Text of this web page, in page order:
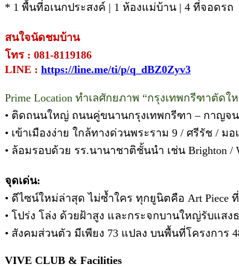
* 1 พื้นที่อเนกประสงค์ | 1 ห้องแม่บ้าน | 4 ที่จอดรถ
สนใจนัดชมบ้าน
โทร : 081-8119186
LINE : https://line.me/ti/p/q_dBZ0Zyv3
Prime Location ทำเลศักยภาพ “กรุงเทพกรีฑาตัดใ
• ติดถนนใหญ่ ถนนคู่ขนานกรุงเทพกรีฑา – กาญจน
• เข้าเมืองง่าย ใกล้ทางด่วนพระราม 9 / ศรีรัช / มอ
• ล้อมรอบด้วย รร.นานาชาติชั้นนำ เช่น Brighton /
จุดเด่น:
• ดีไซน์ใหม่ล่าสุด ไม่ซ้ำใคร ทุกยูนิตคือ Art Piece
• โปร่ง โล่ง ด้วยฝ้าสูง และกระจกบานใหญ่รับแสง
• สังคมส่วนตัว มีเพียง 73 แปลง บนพื้นที่โครงการ
VIVE CLUB & Facilities